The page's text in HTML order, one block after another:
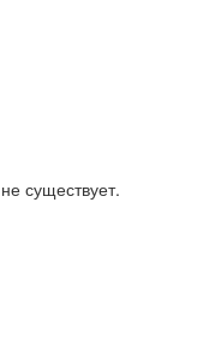
существует.